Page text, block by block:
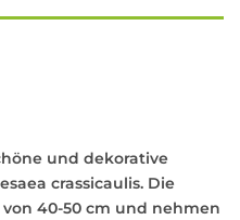
und dekorative
crassicaulis. Die
40-50 cm und nehmen